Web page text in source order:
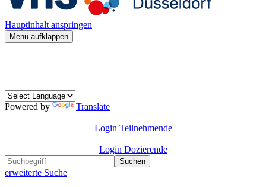
Hauptinhalt anspringen
Menü aufklappen
Powered by Translate
Login Teilnehmende
Login Dozierende
Suchen
erweiterte Suche